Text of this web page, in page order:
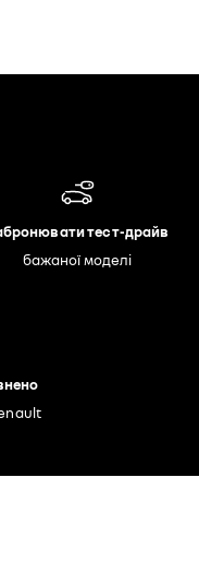
тест-драйв
бажаної моделі